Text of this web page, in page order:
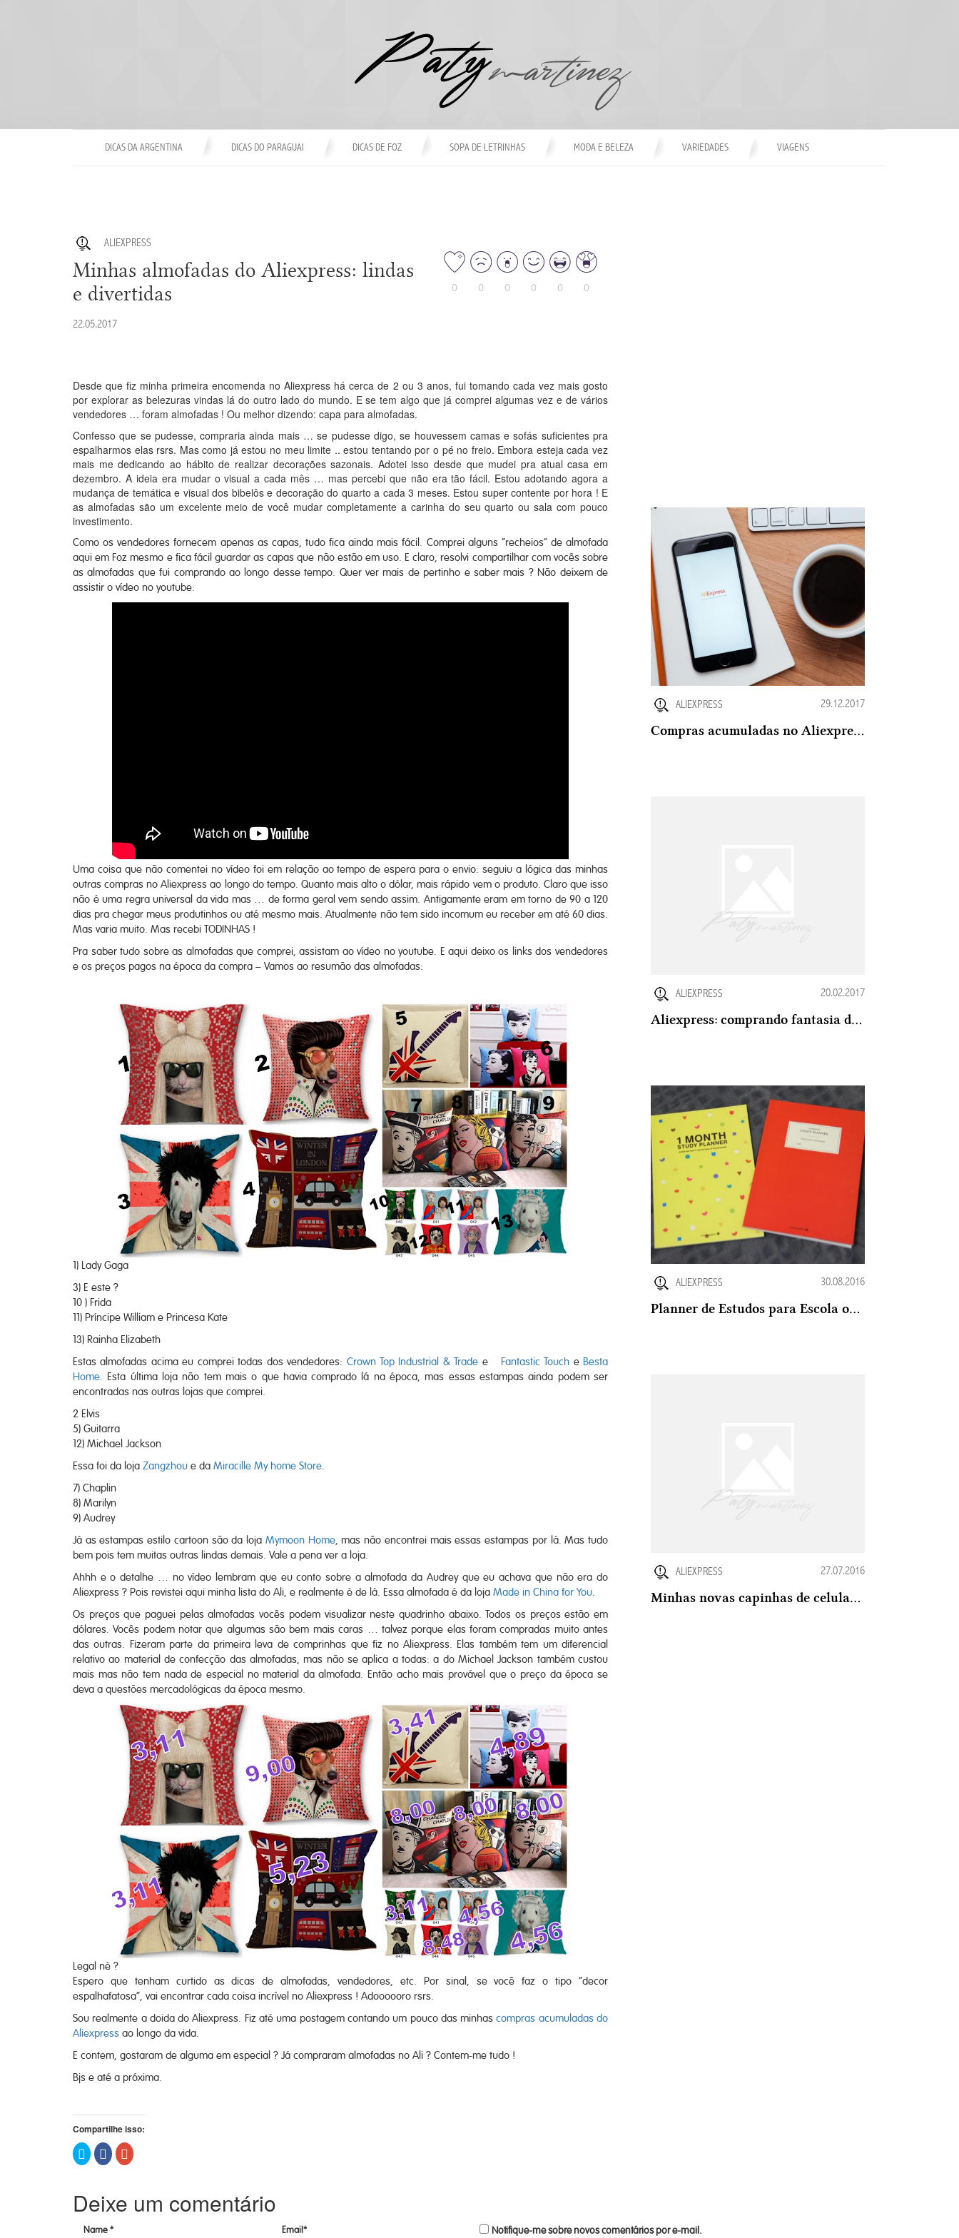
DICAS DA ARGENTINA DICAS DO PARAGUAI DICAS DE FOZ SOPA DE LETRINHAS MODA E BELEZA VARIEDADES VIAGENS
ALIEXPRESS
Minhas almofadas do Aliexpress: lindas
e divertidas
22.05.2017
0 0 0 0 0 0
Desde que fiz minha primeira encomenda no Aliexpress há cerca de 2 ou 3 anos, fui tomando cada vez mais gosto
por explorar as belezuras vindas lá do outro lado do mundo. E se tem algo que já comprei algumas vez e de vários
vendedores … foram almofadas ! Ou melhor dizendo: capa para almofadas.
Confesso que se pudesse, compraria ainda mais … se pudesse digo, se houvessem camas e sofás suficientes pra
espalharmos elas rsrs. Mas como já estou no meu limite .. estou tentando por o pé no freio. Embora esteja cada vez
mais me dedicando ao hábito de realizar decorações sazonais. Adotei isso desde que mudei pra atual casa em
dezembro. A ideia era mudar o visual a cada mês … mas percebi que não era tão fácil. Estou adotando agora a
mudança de temática e visual dos bibelôs e decoração do quarto a cada 3 meses. Estou super contente por hora ! E
as almofadas são um excelente meio de você mudar completamente a carinha do seu quarto ou sala com pouco
investimento.
Como os vendedores fornecem apenas as capas, tudo fica ainda mais fácil. Comprei alguns “recheios” de almofada
aqui em Foz mesmo e fica fácil guardar as capas que não estão em uso. E claro, resolvi compartilhar com vocês sobre
as almofadas que fui comprando ao longo desse tempo. Quer ver mais de pertinho e saber mais ? Não deixem de
assistir o vídeo no youtube:
Uma coisa que não comentei no vídeo foi em relação ao tempo de espera para o envio: seguiu a lógica das minhas
outras compras no Aliexpress ao longo do tempo. Quanto mais alto o dólar, mais rápido vem o produto. Claro que isso
não é uma regra universal da vida mas … de forma geral vem sendo assim. Antigamente eram em torno de 90 a 120
dias pra chegar meus produtinhos ou até mesmo mais. Atualmente não tem sido incomum eu receber em até 60 dias.
Mas varia muito. Mas recebi TODINHAS !
Pra saber tudo sobre as almofadas que comprei, assistam ao vídeo no youtube. E aqui deixo os links dos vendedores
e os preços pagos na época da compra – Vamos ao resumão das almofadas:
1) Lady Gaga
3) E este ?
10 ) Frida
11) Príncipe William e Princesa Kate
13) Rainha Elizabeth
Estas almofadas acima eu comprei todas dos vendedores: Crown Top Industrial & Trade e Fantastic Touch e Besta
Home. Esta última loja não tem mais o que havia comprado lá na época, mas essas estampas ainda podem ser
encontradas nas outras lojas que comprei.
2 Elvis
5) Guitarra
12) Michael Jackson
Essa foi da loja Zangzhou e da Miracille My home Store.
7) Chaplin
8) Marilyn
9) Audrey
Já as estampas estilo cartoon são da loja Mymoon Home, mas não encontrei mais essas estampas por lá. Mas tudo
bem pois tem muitas outras lindas demais. Vale a pena ver a loja.
Ahhh e o detalhe … no vídeo lembram que eu conto sobre a almofada da Audrey que eu achava que não era do
Aliexpress ? Pois revistei aqui minha lista do Ali, e realmente é de lá. Essa almofada é da loja Made in China for You.
Os preços que paguei pelas almofadas vocês podem visualizar neste quadrinho abaixo. Todos os preços estão em
dólares. Vocês podem notar que algumas são bem mais caras … talvez porque elas foram compradas muito antes
das outras. Fizeram parte da primeira leva de comprinhas que fiz no Aliexpress. Elas também tem um diferencial
relativo ao material de confecção das almofadas, mas não se aplica a todas: a do Michael Jackson também custou
mais mas não tem nada de especial no material da almofada. Então acho mais provável que o preço da época se
deva a questões mercadológicas da época mesmo.
Legal né ?
Espero que tenham curtido as dicas de almofadas, vendedores, etc. Por sinal, se você faz o tipo “decor
espalhafatosa”, vai encontrar cada coisa incrível no Aliexpress ! Adoooooro rsrs.
Sou realmente a doida do Aliexpress. Fiz até uma postagem contando um pouco das minhascompras acumuladas do
Aliexpress ao longo da vida.
E contem, gostaram de alguma em especial ? Já compraram almofadas no Ali ? Contem-me tudo !
Bjs e até a próxima.
Compartilhe isso:
Clique
para
compartilhar
nova
janela)
Clique
para
compartilhar
nova
janela)
Compartilhe
no
janela)
ALIEXPRESS 29.12.2017
Compras acumuladas no Aliexpress ao longo da vida
ALIEXPRESS 20.02.2017
Aliexpress: comprando fantasia de lobo da China
ALIEXPRESS 30.08.2016
Planner de Estudos para Escola ou Faculdade
ALIEXPRESS 27.07.2016
Minhas novas capinhas de celular do Aliexpress: lindas e baratinhas
Deixe um comentário
Name * Email* Notifique-me sobre novos comentários por e-mail.